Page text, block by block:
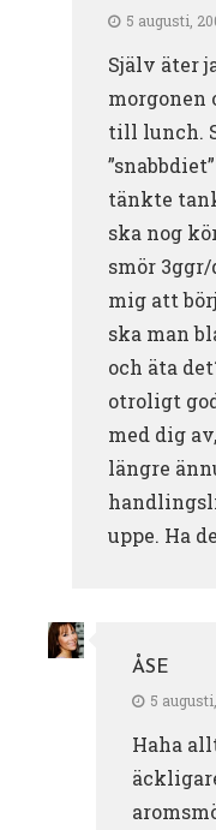
5 augusti,
Själv äter
morgonen
till lunch.
tänkte
ska nog
smör
mig att
ska man
och äta
otroligt
med dig
längre
uppe. Ha
ÅSE
5
Haha